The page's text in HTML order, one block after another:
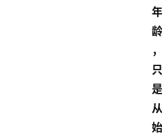
年
龄
，
只
是
从
始